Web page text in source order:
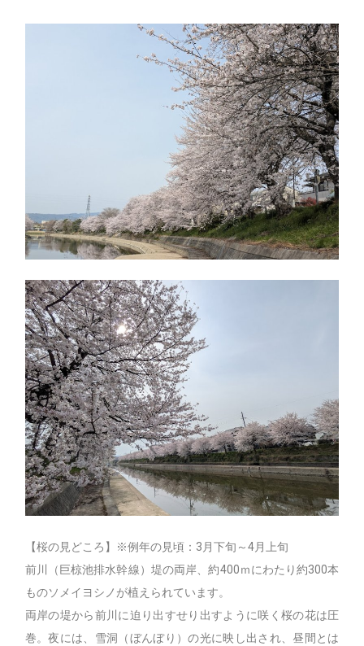
【桜の見どころ】※例年の見頃：3月下旬～4月上旬
前川（巨椋池排水幹線）堤の両岸、約400ｍにわたり約300本
ものソメイヨシノが植えられています。
両岸の堤から前川に迫り出すせり出すように咲く桜の花は圧
巻。夜には、雪洞（ぼんぼり）の光に映し出され、昼間とは